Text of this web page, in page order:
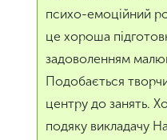
психо-емоційний
це хороша
задоволенням
Подобається
центру до занять.
подяку викладачу